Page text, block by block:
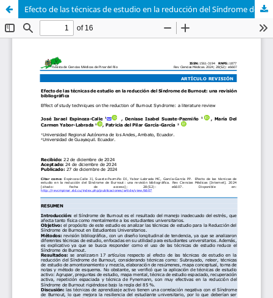
Efecto de las técnicas de estudio en la reducción del Síndrome de Burnout: una revisión bibliográfica